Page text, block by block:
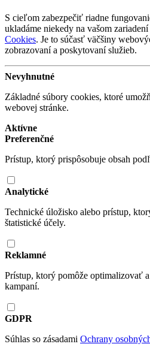
S cieľom zabezpečiť riadne
ukladáme niekedy na vašom
Cookies. Je to súčasť väčšiny
zobrazovaní a poskytovaní služieb.
Nevyhnutné
Základné súbory cookies, ktoré
webovej stránke.
Aktívne
Preferenčné
Prístup, ktorý prispôsobuje obsah
Analytické
Technické úložisko alebo prístup,
štatistické účely.
Reklamné
Prístup, ktorý pomôže optimalizovať
kampaní.
GDPR
Súhlas so zásadami Ochrany